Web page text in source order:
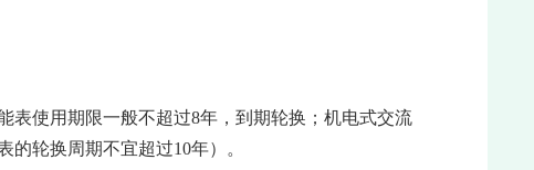
表使用期限一般不超过8年，到期轮换；机电式交流
轮换周期不宜超过10年）。